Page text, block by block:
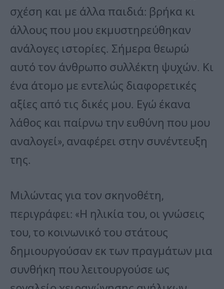
σχέση και με άλλα παιδιά: βρήκα κι
άλλους που μου εκμυστηρεύθηκαν
ανάλογες ιστορίες. Σήμερα θεωρώ
αυτό τον άνθρωπο συλλέκτη ψυχών. Κι
ένα άτομο με εντελώς διαφορετικές
αξίες από τις δικές μου. Εγώ έκανα
λάθος και παίρνω την ευθύνη που μου
αναλογεί», αναφέρει στην συνέντευξη
της.
Μιλώντας για τον σκηνοθέτη,
περιγράφει: «Η ηλικία του, οι γνώσεις
του, το κοινωνικό του στάτους
δημιουργούσαν εκ των πραγμάτων μια
συνθήκη που λειτουργούσε ως